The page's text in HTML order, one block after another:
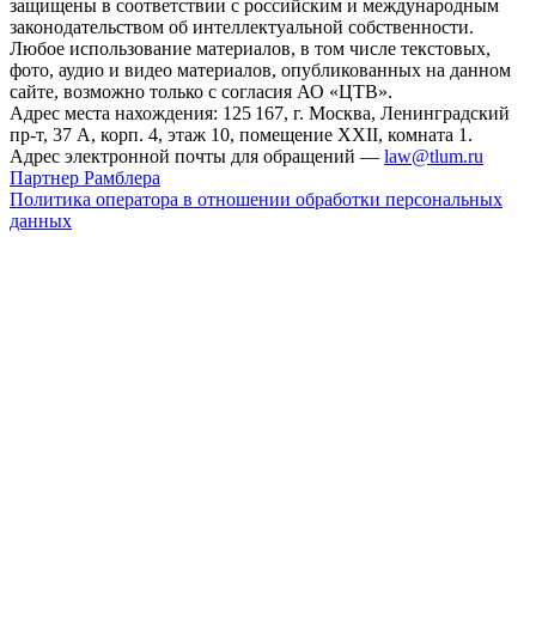
защищены в соответствии с российским и международным
законодательством об интеллектуальной собственности.
Любое использование материалов, в том числе текстовых,
фото, аудио и видео материалов, опубликованных на данном
сайте, возможно только с согласия АО «ЦТВ».
Адрес места нахождения: 125 167, г. Москва, Ленинградский
пр-т, 37 А, корп. 4, этаж 10, помещение XXII, комната 1.
Адрес электронной почты для обращений — law@tlum.ru
Партнер Рамблера
Политика оператора в отношении обработки персональных
данных